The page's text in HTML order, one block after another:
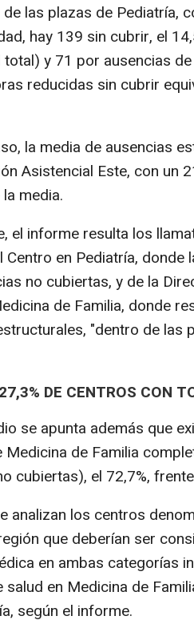
de las plazas de Pediatría,
hay 139 sin cubrir, el
total) y 71 por ausencias
reducidas sin cubrir
la media de ausencias
Asistencial Este, con un
media.
el informe resulta los
Centro en Pediatría,
no cubiertas, y de la
de Familia, donde
"dentro de las
DE CENTROS CON
se apunta además que
Medicina de Familia
cubiertas), el 72,7%,
analizan los centros
que deberían ser
en ambas categorías
salud en Medicina de
según el informe.